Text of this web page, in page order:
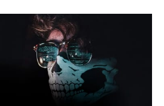
теории о том, что якобы
начали проверять HTML